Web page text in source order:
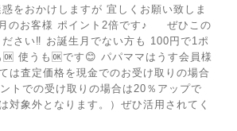
をおかけしますが 宜しくお願い致しま
のお客様 ポイント2倍です♪ ぜひこの
さい‼️ お誕生月でない方も 100円で1ポ
使うも🆗です😊 パパママはうす会員様
は査定価格を現金でのお受け取りの場合
トでの受け取りの場合は20％アップで
対象外となります。）ぜひ活用されてく